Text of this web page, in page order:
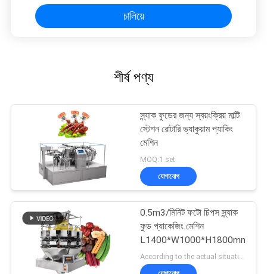
চালিয়ে
শীর্ষ পণ্য
স্ন্যাক ফুডের জন্য স্বয়ংক্রিয় মাল্টি
স্টেশন রোটারি ভ্যাকুয়াম প্যাকিং
মেশিন
MOQ:1 set
যোগাযোগ
0.5m3/মিনিট ফটো চিপস স্ন্যাক
ফুড প্যাকেজিং মেশিন
L1400*W1000*H1800mm